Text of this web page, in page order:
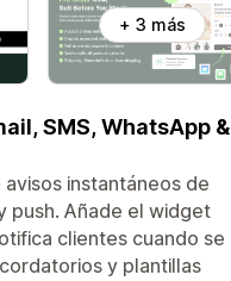
+ 3 más
SMS, WhatsApp &
instantáneos de
push. Añade el widget
clientes cuando se
y plantillas